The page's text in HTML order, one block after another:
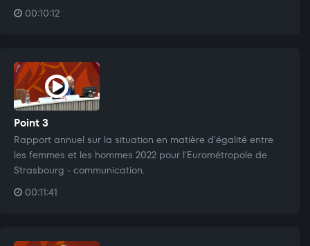
00:10:12
Point 3
Rapport annuel sur la situation en matière d'égalité entre
les femmes et les hommes 2022 pour l'Eurométropole de
Strasbourg - communication.
00:11:41